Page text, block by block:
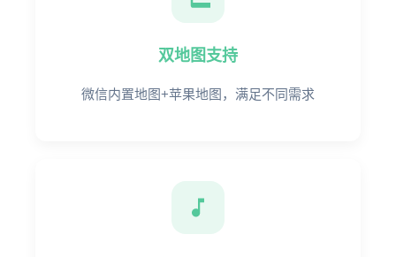
双地图支持
微信内置地图+苹果地图，满足不同需求